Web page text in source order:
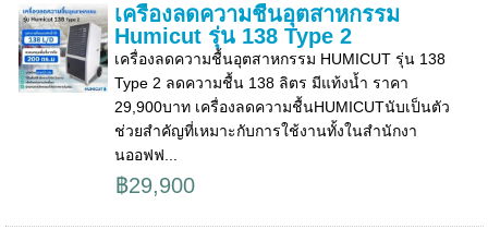
เครื่องลดความชื้นอุตสาหกรรม
Humicut รุ่น 138 Type 2
เครื่องลดความชื้นอุตสาหกรรม HUMICUT รุ่น 138
Type 2 ลดความชื้น 138 ลิตร มีแท้งน้ำ ราคา
29,900บาท เครื่องลดความชื้นHUMICUTนับเป็นตัว
ช่วยสำคัญที่เหมาะกับการใช้งานทั้งในสำนักงา
นออฟฟ...
฿29,900